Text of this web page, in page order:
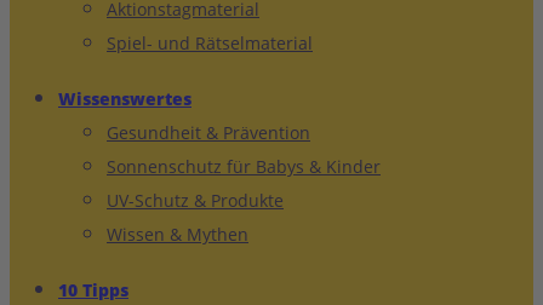
Aktionstagmaterial
Spiel- und Rätselmaterial
Wissenswertes
Gesundheit & Prävention
Sonnenschutz für Babys & Kinder
UV-Schutz & Produkte
Wissen & Mythen
10 Tipps